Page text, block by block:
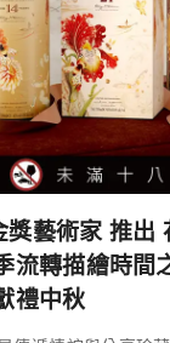
獎藝術家 推出
流轉描繪時間
禮中秋